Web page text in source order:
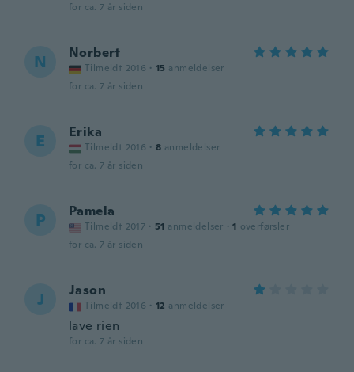
for ca. 7 år siden
N Norbert
Tilmeldt 2016 · 15 anmeldelser
for ca. 7 år siden
E Erika
Tilmeldt 2016 · 8 anmeldelser
for ca. 7 år siden
P Pamela
Tilmeldt 2017 · 51 anmeldelser · 1 overførsler
for ca. 7 år siden
J Jason
Tilmeldt 2016 · 12 anmeldelser
lave rien
for ca. 7 år siden